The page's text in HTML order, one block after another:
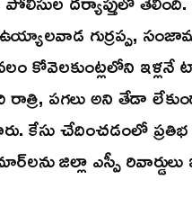
గుర్రప్ప,
కోవెలకుంట్లలోని ఇళ్లనే
పగలు అని తేడా
కేసు చేదించడంలో ప్రతిభ
జిల్లా ఎస్పీ రివార్డులు